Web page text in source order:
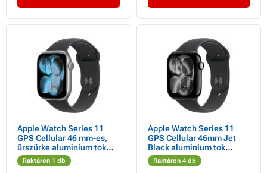
Apple Watch Series 11
GPS Cellular 46 mm-es,
űrszürke alumínium tok
fekete sportpánttal - M/L
Raktáron 1 db
Apple Watch Series 11
GPS Cellular 46mm Jet
Black alumínium tok
fekete sportpánttal - M/L
Raktáron 4 db